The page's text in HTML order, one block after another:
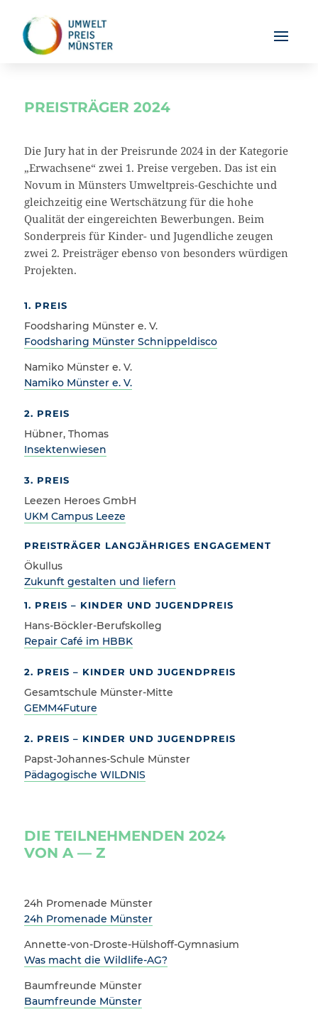
PREISTRÄGER 2024
Die Jury hat in der Preisrunde 2024 in der Kategorie
„Erwachsene“ zwei 1. Preise vergeben. Das ist ein
Novum in Münsters Umweltpreis-Geschichte und
gleichzeitig eine Wertschätzung für die hohe
Qualität der eingereichten Bewerbungen. Beim
Sonderpreis für Kinder- und Jugendliche zeugen
zwei 2. Preisträger ebenso von besonders würdigen
Projekten.
1. PREIS
Foodsharing Münster e. V.
Foodsharing Münster Schnippeldisco
Namiko Münster e. V.
Namiko Münster e. V.
2. PREIS
Hübner, Thomas
Insektenwiesen
3. PREIS
Leezen Heroes GmbH
UKM Campus Leeze
PREISTRÄGER LANGJÄHRIGES ENGAGEMENT
Ökullus
Zukunft gestalten und liefern
1. PREIS – KINDER UND JUGENDPREIS
Hans-Böckler-Berufskolleg
Repair Café im HBBK
2. PREIS – KINDER UND JUGENDPREIS
Gesamtschule Münster-Mitte
GEMM4Future
2. PREIS – KINDER UND JUGENDPREIS
Papst-Johannes-Schule Münster
Pädagogische WILDNIS
DIE TEILNEHMENDEN 2024
VON A — Z
24h Promenade Münster
24h Promenade Münster
Annette-von-Droste-Hülshoff-Gymnasium
Was macht die Wildlife-AG?
Baumfreunde Münster
Baumfreunde Münster